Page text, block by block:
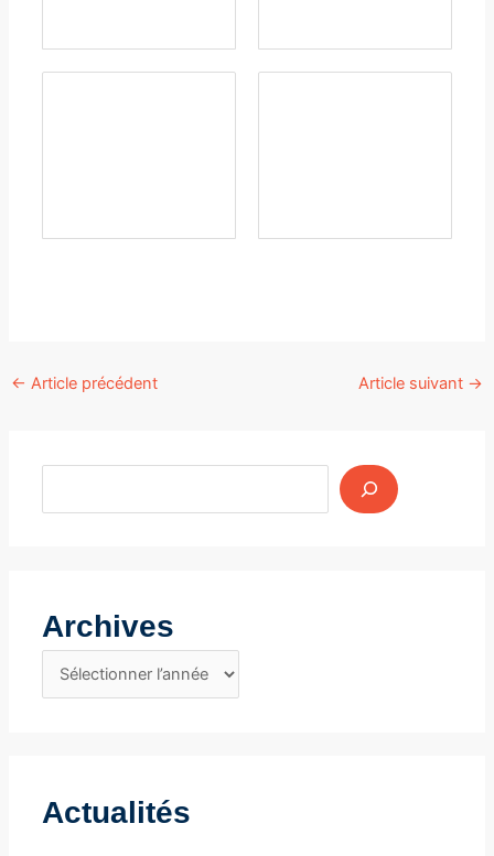
Navigation
← Article précédent Article suivant →
Archives
r
v
Actualités